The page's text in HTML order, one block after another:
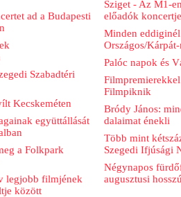
ad a Budapesti
Szabadtéri
Kecskeméten
együttállását
a Folkpark
legjobb filmjének
között
Sziget - Az M1-
előadók
Minden
Országos/
Palóc napok és
Filmpiknik
Bródy János:
dalaimat énekli
Több mint
Szegedi Ifjúsági
Négynapos
augusztusi